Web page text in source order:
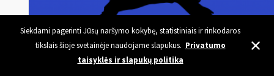
Siekdami pagerinti Jūsų naršymo kokybę, statistiniais ir rinkodaros
tikslais šioje svetainėje naudojame slapukus. Privatumo
taisyklės ir slapukų politika